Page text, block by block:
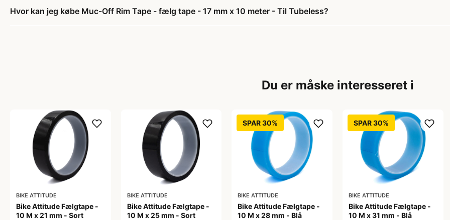
Hvor kan jeg købe Muc-Off Rim Tape - fælg tape - 17 mm x 10 meter - Til Tubeless?
Du er måske interesseret i
BIKE ATTITUDE
Bike Attitude Fælgtape -
10 M x 21 mm - Sort
BIKE ATTITUDE
Bike Attitude Fælgtape -
10 M x 25 mm - Sort
SPAR 30%
BIKE ATTITUDE
Bike Attitude Fælgtape -
10 M x 28 mm - Blå
SPAR 30%
BIKE ATTITUDE
Bike Attitude Fælgtape -
10 M x 31 mm - Blå